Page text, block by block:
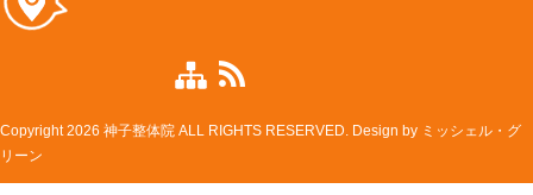
Copyright 2026 神子整体院 ALL RIGHTS RESERVED. Design by ミッシェル・グ
リーン